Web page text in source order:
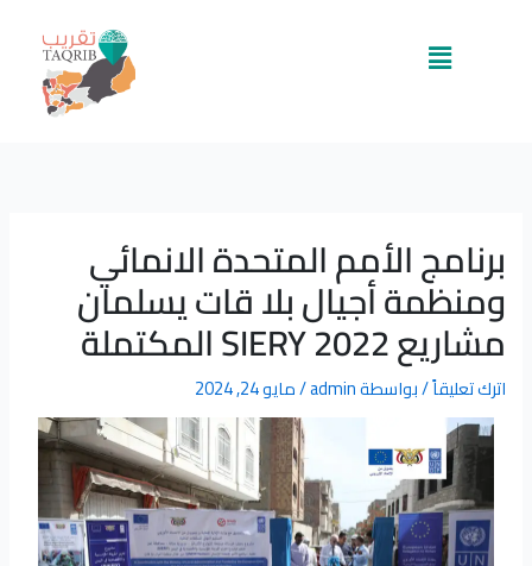
القائمة
برنامج الأمم المتحدة الانمائي
ومنظمة أجيال بلا قات يسلمان
مشاريع SIERY 2022 المكتملة
اترك تعليقاً/ بواسطةadmin
/مايو 24, 2024